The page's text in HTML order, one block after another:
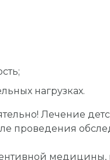
нагрузках.
Лечение
проведения
медицины,